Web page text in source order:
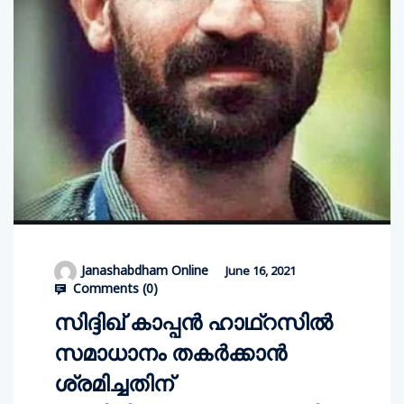
Janashabdham Online June 16, 2021
Comments (0)
സിദ്ദിഖ് കാപ്പൻ ഹാഥ്റസിൽ
സമാധാനം തകര്‍ക്കാൻ
ശ്രമിച്ചതിന്